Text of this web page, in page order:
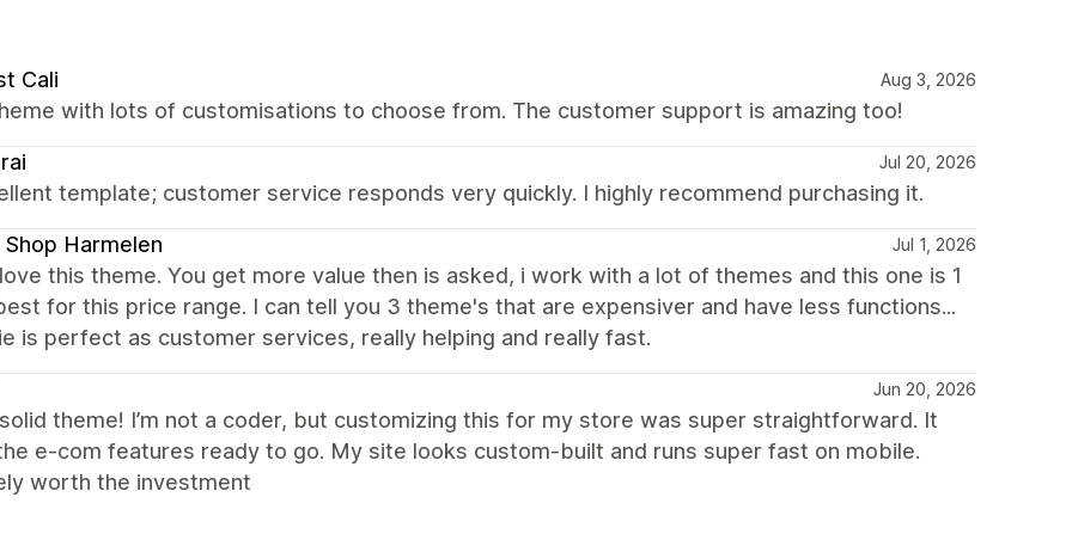
Cali Aug 3, 2026
with lots of customisations to choose from. The customer support is amazing too!
Jul 20, 2026
template; customer service responds very quickly. I highly recommend purchasing it.
Shop Harmelen Jul 1, 2026
this theme. You get more value then is asked, i work with a lot of themes and this one is 1
for this price range. I can tell you 3 theme's that are expensiver and have less functions...
is perfect as customer services, really helping and really fast.
Jun 20, 2026
theme! I’m not a coder, but customizing this for my store was super straightforward. It
e-com features ready to go. My site looks custom-built and runs super fast on mobile.
worth the investment